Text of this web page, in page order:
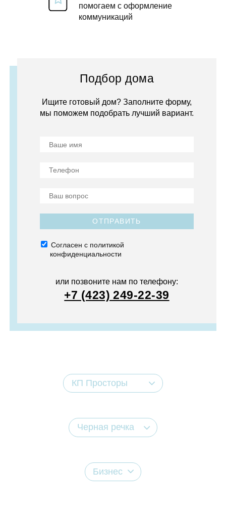
помогаем с оформление
коммуникаций
Подбор дома
Ищите готовый дом? Заполните форму,
мы поможем подобрать лучший вариант.
ОТПРАВИТЬ
Согласен с политикой
конфиденциальности
или позвоните нам по телефону:
+7 (423) 249-22-39
КП Просторы
Черная речка
Бизнес